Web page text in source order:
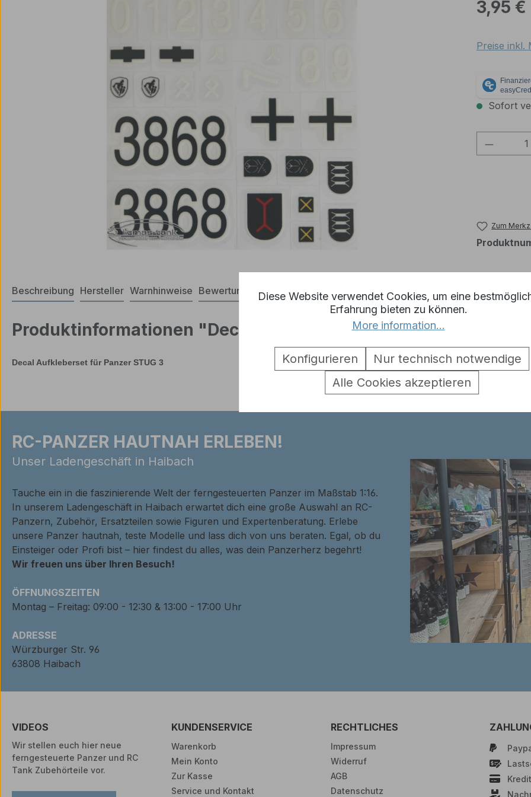
3,95 €
Preise inkl.
Sofort
Zum
Beschreibung Hersteller Warnhinweise Bewertungen
Produktinformationen "Decal Aufkleberset für Panzer STUG 3"
Decal Aufkleberset für Panzer STUG 3
RC-PANZER HAUTNAH ERLEBEN!
Unser Ladengeschäft in Haibach
Tauche ein in die faszinierende Welt der ferngesteuerten Panzer im Maßstab 1:16.
In unserem Ladengeschäft in Haibach erwartet dich eine große Auswahl an RC-
Panzern, Zubehör, Ersatzteilen sowie Figuren und Expertenberatung. Erlebe
unsere Panzer hautnah, teste Modelle und lass dich von uns beraten. Egal, ob du
Einsteiger oder Profi bist – hier findest du alles, was dein Panzerherz begehrt!
Wir freuen uns über Ihren Besuch!
ÖFFNUNGSZEITEN
Montag – Freitag: 09:00 - 12:30 & 13:00 - 17:00 Uhr
ADRESSE
Würzburger Str. 96
63808 Haibach
VIDEOS
Wir stellen euch hier neue
ferngesteuerte Panzer und RC
Tank Zubehörteile vor.
KUNDENSERVICE
Warenkorb
Mein Konto
Zur Kasse
Service und Kontakt
RECHTLICHES
Impressum
Widerruf
AGB
Datenschutz
Diese Website verwendet Cookies, um eine
Erfahrung bieten zu können.
More information...
Nur technisch notwendige
Konfigurieren
Alle Cookies akzeptieren